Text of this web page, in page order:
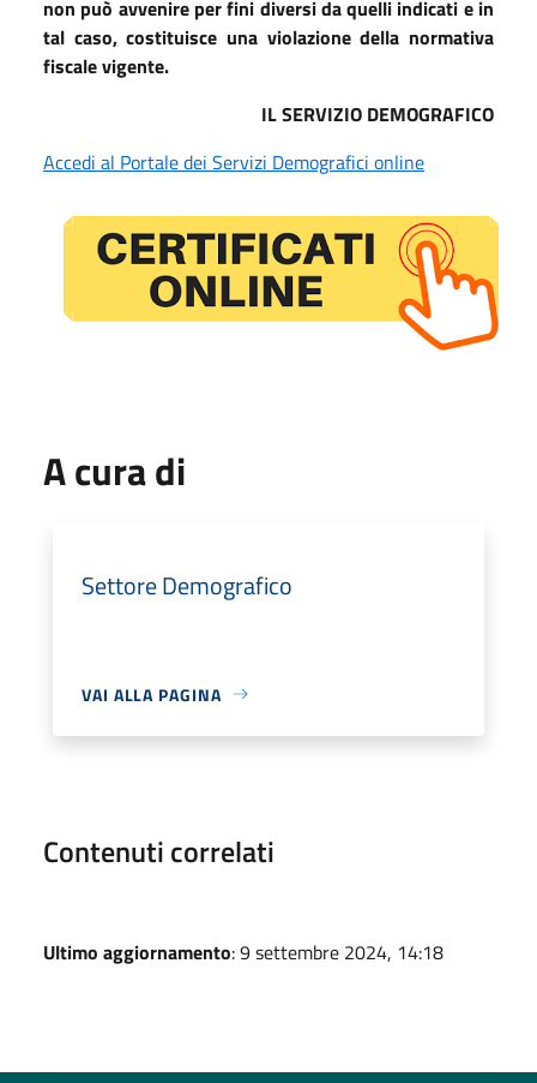
non può avvenire per fini diversi da quelli indicati e in
tal caso, costituisce una violazione della normativa
fiscale vigente.
IL SERVIZIO DEMOGRAFICO
Accedi al Portale dei Servizi Demografici online
A cura di
Settore Demografico
VAI ALLA PAGINA
Contenuti correlati
Ultimo aggiornamento: 9 settembre 2024, 14:18